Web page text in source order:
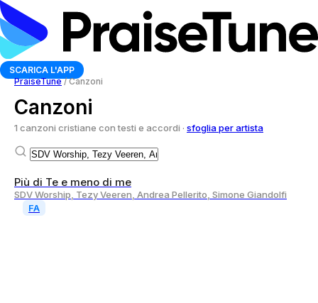
SCARICA L'APP
PraiseTune / Canzoni
Canzoni
1 canzoni cristiane con testi e accordi · sfoglia per artista
Più di Te e meno di me
SDV Worship, Tezy Veeren, Andrea Pellerito, Simone Giandolfi
FA